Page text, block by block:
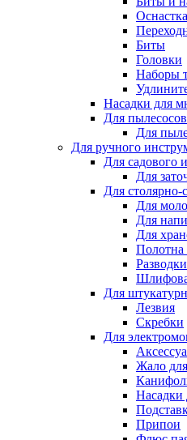
Биты
Головки
Наборы
Насадки для
Для пылесосов
Для
Для ручного
Для садового
Для
Для столярно-
Для
Для
Для
Полотна
Для
Лезвия
Скребки
Для
Жало
Насадки
Припои